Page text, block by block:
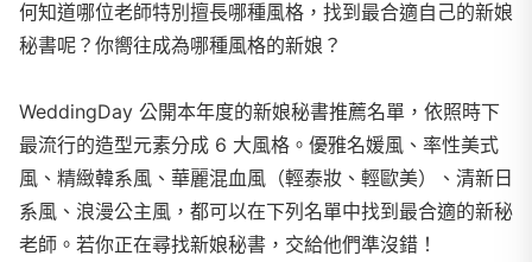
何知道哪位老師特別擅長哪種風格，找到最合適自己的新娘
秘書呢？你嚮往成為哪種風格的新娘？
WeddingDay 公開本年度的新娘秘書推薦名單，依照時下
最流行的造型元素分成 6 大風格。優雅名媛風、率性美式
風、精緻韓系風、華麗混血風（輕泰妝、輕歐美）、清新日
系風、浪漫公主風，都可以在下列名單中找到最合適的新秘
老師。若你正在尋找新娘秘書，交給他們準沒錯！